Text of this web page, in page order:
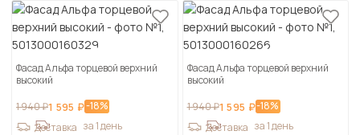
Фасад Альфа торцевой верхний
высокий
1 940 ₽1 595 ₽-18%
Доставка за 1 день
Фасад Альфа торцевой верхний
высокий
1 940 ₽1 595 ₽-18%
Доставка за 1 день